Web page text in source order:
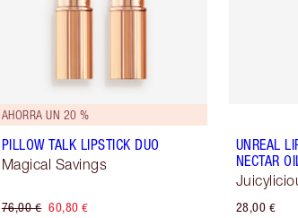
AHORRA UN 20 %
PILLOW TALK LIPSTICK DUO
Magical Savings
76,00 € 60,80 €
UNREAL
NECTAR
28,00 €